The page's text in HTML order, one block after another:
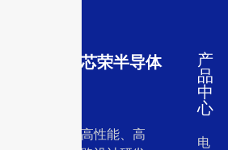
深圳市禾芯荣半导体
一家专注于高性能、高
产
品
中
心
电